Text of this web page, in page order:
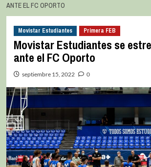
ANTE EL FC OPORTO
Movistar Estudiantes Primera FEB
Movistar Estudiantes se
ante el FC Oporto
septiembre 15, 2022 0